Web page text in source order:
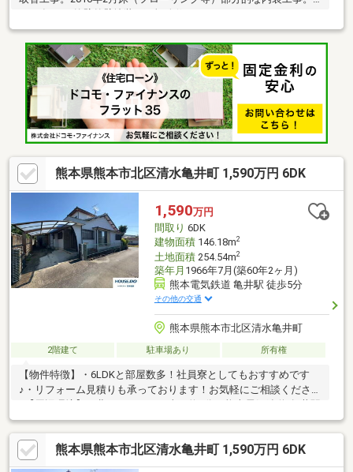
熊本県熊本市北区清水亀井町 1,590万円 6DK
1,590万円
間取り 6DK
建物面積146.18m2
土地面積254.54m2
築年月 1966年7月(築60年2ヶ月)
熊本電気鉄道 亀井駅 徒歩5分
その他の交通
熊本県熊本市北区清水亀井町
2階建て 駐車場あり 所有権
【物件特徴】・6LDKと部屋数多！社員寮としてもおすすめです
♪・リフォーム見積りも承っております！お気軽にご相談ください
まで徒歩約4分・ゆめマート 清水まで徒歩約11分◇ネット予約可
◇見学予約はHP内のボタンから可能ですご希望の日時をフォーム
よりご入力ください！＝＝＝＝＝＝＝＝＝＝＝＝＝＝＝＝＝＝＝
＝＝おおよその所要時間や内容は、下記をご参考ください・現地
熊本県熊本市北区清水亀井町 1,590万円 6DK